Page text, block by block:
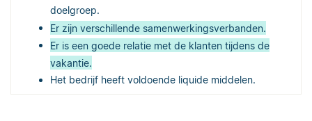
doelgroep.
Er zijn verschillende samenwerkingsverbanden.
Er is een goede relatie met de klanten tijdens de
vakantie.
Het bedrijf heeft voldoende liquide middelen.